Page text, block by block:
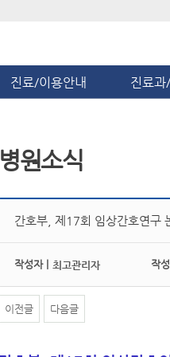
진료/이용안내 진료
병원소식
간호부, 제17회 임상간호연구
작성자 | 최고관리자 작성
이전글 다음글